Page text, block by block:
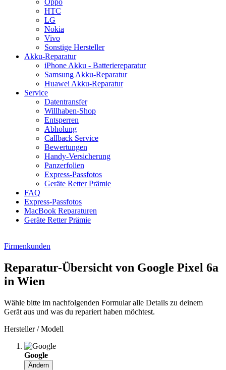
Oppo
HTC
LG
Nokia
Vivo
Sonstige Hersteller
Akku-Reparatur
iPhone Akku - Batteriereparatur
Samsung Akku-Reparatur
Huawei Akku-Reparatur
Service
Datentransfer
Willhaben-Shop
Entsperren
Abholung
Callback Service
Bewertungen
Handy-Versicherung
Panzerfolien
Express-Passfotos
Geräte Retter Prämie
FAQ
Express-Passfotos
MacBook Reparaturen
Geräte Retter Prämie
Firmenkunden
Reparatur-Übersicht von Google Pixel 6a
in Wien
Wähle bitte im nachfolgenden Formular alle Details zu deinem
Gerät aus und was du repariert haben möchtest.
Hersteller / Modell
Google
Ändern